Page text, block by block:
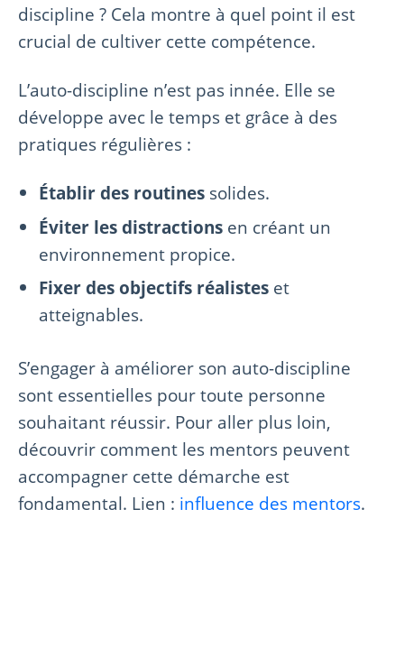
discipline ? Cela montre à quel point il est
crucial de cultiver cette compétence.
L’auto-discipline n’est pas innée. Elle se
développe avec le temps et grâce à des
pratiques régulières :
Établir des routines solides.
Éviter les distractions en créant un
environnement propice.
Fixer des objectifs réalistes et
atteignables.
S’engager à améliorer son auto-discipline
sont essentielles pour toute personne
souhaitant réussir. Pour aller plus loin,
découvrir comment les mentors peuvent
accompagner cette démarche est
fondamental. Lien : influence des mentors.